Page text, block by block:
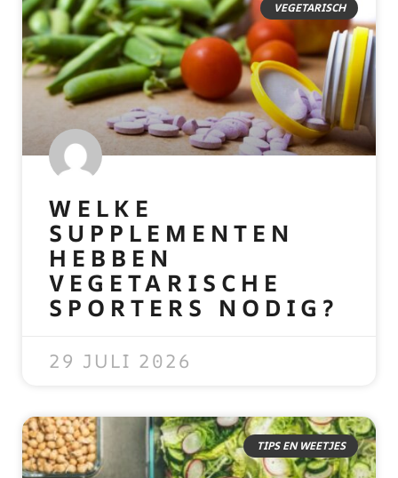
VEGETARISCH
WELKE
SUPPLEMENTEN
HEBBEN
VEGETARISCHE
SPORTERS NODIG?
29 JULI 2026
TIPS EN WEETJES